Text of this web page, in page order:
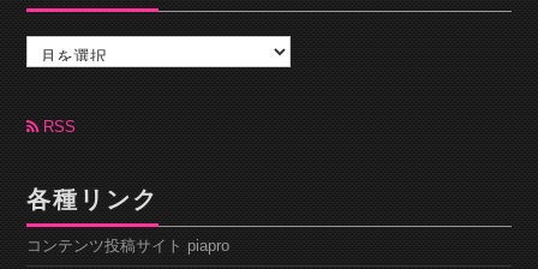
カ
ブ RSS
各種リンク
コンテンツ投稿サイト piapro